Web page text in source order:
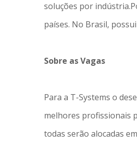
soluções por
países. No Brasil,
Sobre as Vagas
Para a T-Systems o
melhores profissionais
todas serão alocadas